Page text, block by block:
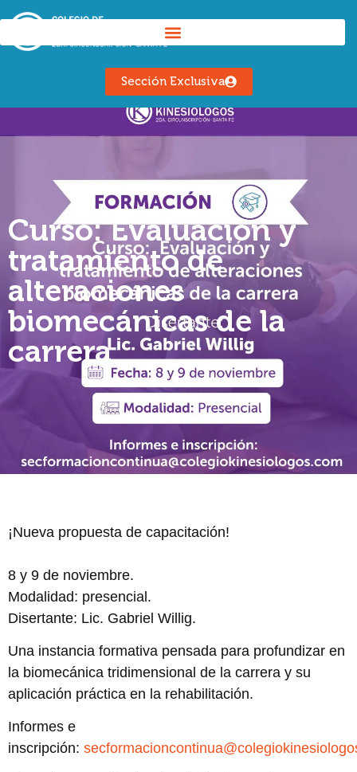
Sección Exclusiva
Curso: Evaluación y
tratamiento de
alteraciones
biomecánicas de la
carrera
¡Nueva propuesta de capacitación!
8 y 9 de noviembre.
Modalidad: presencial.
Disertante: Lic. Gabriel Willig.
Una instancia formativa pensada para profundizar en
la biomecánica tridimensional de la carrera y su
aplicación práctica en la rehabilitación.
Informes e
inscripción: